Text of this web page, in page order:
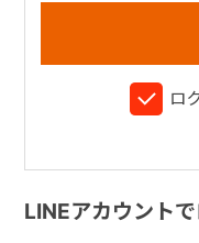
ロ
LINEアカウント